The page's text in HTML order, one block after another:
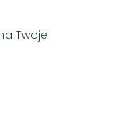
Twoje